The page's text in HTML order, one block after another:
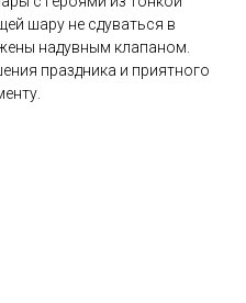
шару не сдуваться в
надувным клапаном.
праздника и приятного